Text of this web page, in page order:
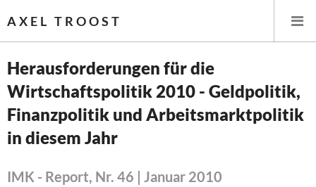
AXEL TROOST
Startseite
Themen
Herausforderungen für die
Wirtschaftspolitik 2010 - Geldpolitik,
Finanzpolitik und Arbeitsmarktpolitik
in diesem Jahr
IMK - Report, Nr. 46 | Januar 2010